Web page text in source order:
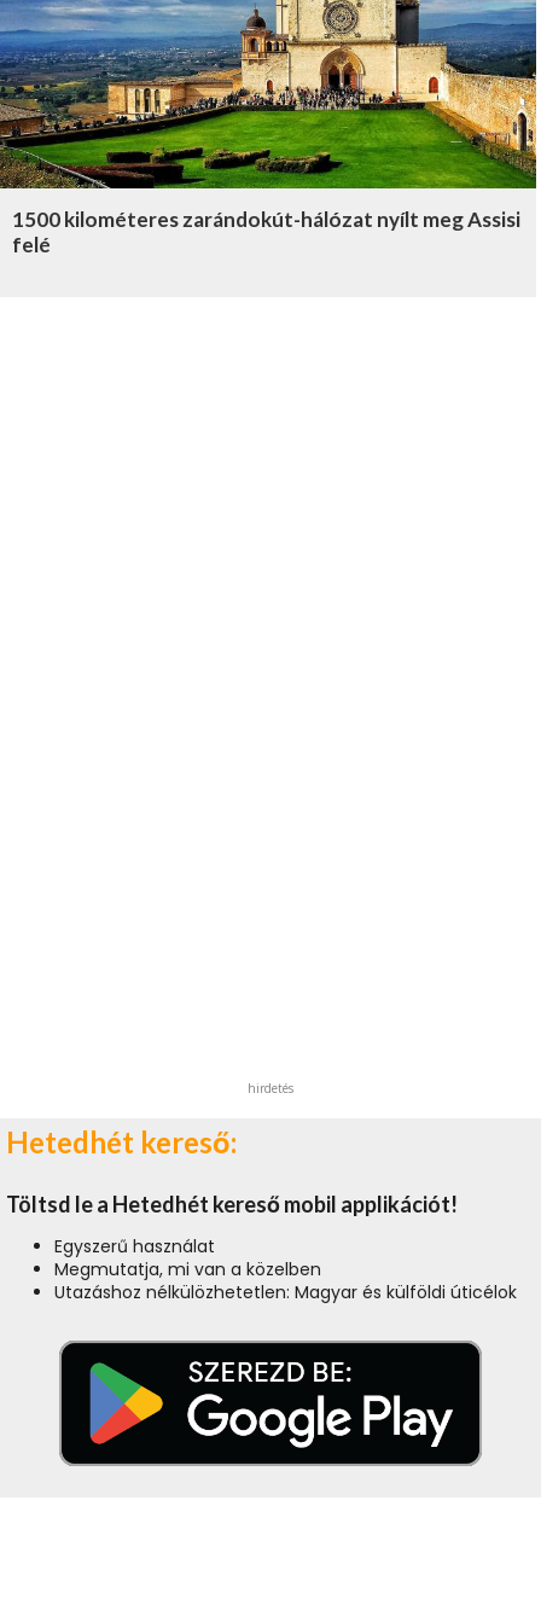
1500 kilométeres zarándokút-hálózat nyílt meg Assisi
felé
hirdetés
Hetedhét kereső:
Töltsd le a Hetedhét kereső mobil applikációt!
Egyszerű használat
Megmutatja, mi van a közelben
Utazáshoz nélkülözhetetlen: Magyar és külföldi úticélok